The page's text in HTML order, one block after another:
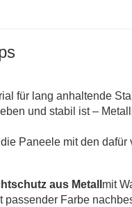
für lang anhaltende
und stabil ist –
Paneele mit den
aus Metall mit
Farbe